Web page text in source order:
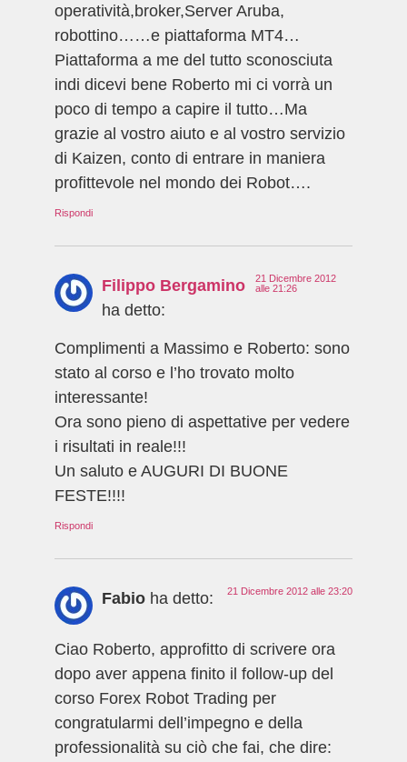
operatività,broker,Server Aruba,
robottino……e piattaforma MT4…
Piattaforma a me del tutto sconosciuta
indi dicevi bene Roberto mi ci vorrà un
poco di tempo a capire il tutto…Ma
grazie al vostro aiuto e al vostro servizio
di Kaizen, conto di entrare in maniera
profittevole nel mondo dei Robot….
Rispondi
Filippo Bergamino
ha detto:
21 Dicembre 2012
alle 21:26
Complimenti a Massimo e Roberto: sono
stato al corso e l’ho trovato molto
interessante!
Ora sono pieno di aspettative per vedere
i risultati in reale!!!
Un saluto e AUGURI DI BUONE
FESTE!!!!
Rispondi
Fabio ha detto: 21 Dicembre 2012 alle 23:20
Ciao Roberto, approfitto di scrivere ora
dopo aver appena finito il follow-up del
corso Forex Robot Trading per
congratularmi dell’impegno e della
professionalità su ciò che fai, che dire: